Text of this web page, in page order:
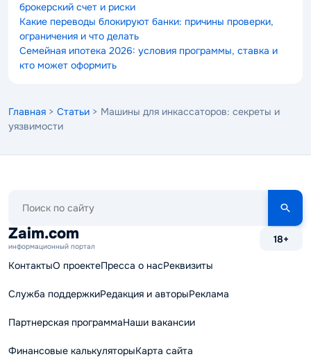
брокерский счет и риски
Какие переводы блокируют банки: причины проверки,
ограничения и что делать
Семейная ипотека 2026: условия программы, ставка и
кто может оформить
Главная > Статьи > Машины для инкассаторов: секреты и
уязвимости
сайту
Zaim.com
информационный портал
18+
КонтактыО проектеПресса о насРеквизиты
Служба поддержкиРедакция и авторыРеклама
Партнерская программаНаши вакансии
Финансовые калькуляторыКарта сайта